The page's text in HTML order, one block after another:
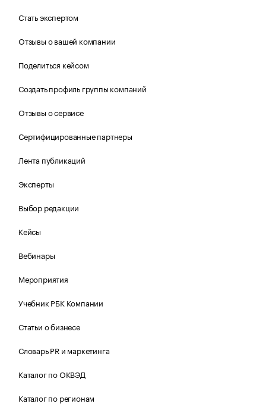
Стать экспертом
Отзывы о вашей компании
Поделиться кейсом
Создать профиль группы компаний
Отзывы о сервисе
Сертифицированные партнеры
Лента публикаций
Эксперты
Выбор редакции
Кейсы
Вебинары
Мероприятия
Учебник РБК Компании
Статьи о бизнесе
Словарь PR и маркетинга
Каталог по ОКВЭД
Каталог по регионам